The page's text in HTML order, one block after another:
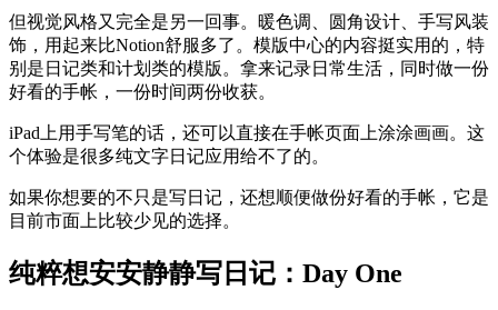
但视觉风格又完全是另一回事。暖色调、圆角设计、手写风装
饰，用起来比Notion舒服多了。模版中心的内容挺实用的，特
别是日记类和计划类的模版。拿来记录日常生活，同时做一份
好看的手帐，一份时间两份收获。
iPad上用手写笔的话，还可以直接在手帐页面上涂涂画画。这
个体验是很多纯文字日记应用给不了的。
如果你想要的不只是写日记，还想顺便做份好看的手帐，它是
目前市面上比较少见的选择。
纯粹想安安静静写日记：Day One